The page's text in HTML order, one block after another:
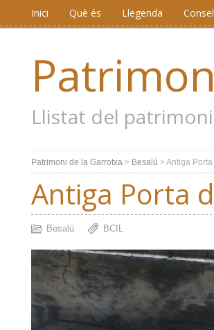
Inici Què és Llegenda
Llistat del
Patrimoni de la Garrotxa > Besalú >Antiga
Antiga Porta
Besalú BCIL